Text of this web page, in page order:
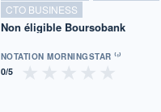
CTO BUSINESS
Non éligible Boursobank
NOTATION MORNINGSTAR ⁽¹⁾